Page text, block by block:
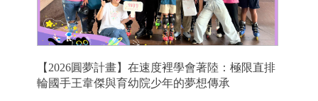
【2026圓夢計畫】在速度裡學會著陸：極限直排
輪國手王韋傑與育幼院少年的夢想傳承